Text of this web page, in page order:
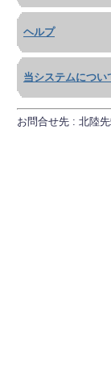
ヘルプ
当システムについ
お問合せ先 : 北陸